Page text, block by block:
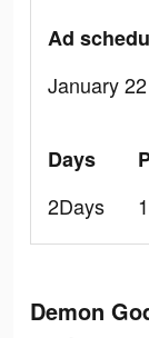
Ad
January
Days
2Days
Demon